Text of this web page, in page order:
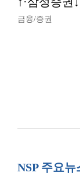
금융/증권
NSP 주요뉴